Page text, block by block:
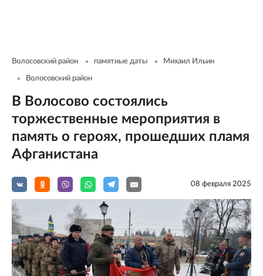
Волосовский район памятные даты Михаил Ильин
Волосовский район
В Волосово состоялись
торжественные мероприятия в
память о героях, прошедших пламя
Афганистана
08 февраля 2025